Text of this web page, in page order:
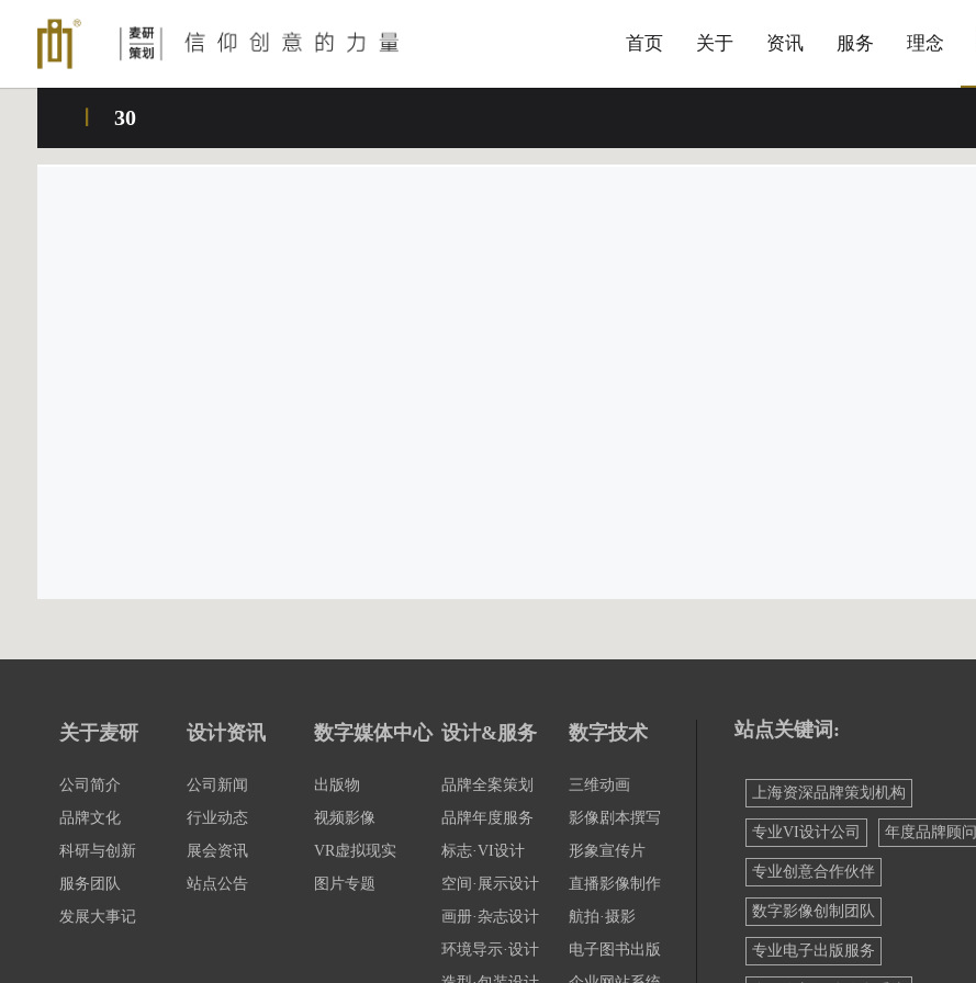
首页 关于
资讯
服务
理念
30
关于麦研
公司简介
品牌文化
科研与创新
服务团队
发展大事记
设计资讯
公司新闻
行业动态
展会资讯
站点公告
数字媒体中心
出版物
视频影像
VR虚拟现实
图片专题
设计&服务
品牌全案策划
品牌年度服务
标志·VI设计
空间·展示设计
画册·杂志设计
环境导示·设计
数字技术
三维动画
影像剧本撰写
形象宣传片
直播影像制作
航拍·摄影
电子图书出版
站点关键词:
上海资深品牌策划机构
专业VI设计公司 年度品牌顾问
专业创意合作伙伴
数字影像创制团队
专业电子出版服务